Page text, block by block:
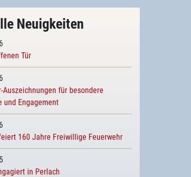
Neuigkeiten
Tür
Auszeichnungen für besondere
und Engagement
160 Jahre Freiwillige Feuerwehr
in Perlach